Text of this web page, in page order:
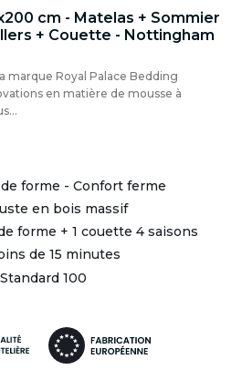
cm - Matelas + Sommier
+ Couette - Nottingham
marque Royal Palace Bedding
en matière de mousse à
forme - Confort ferme
en bois massif
forme + 1 couette 4 saisons
de 15 minutes
100